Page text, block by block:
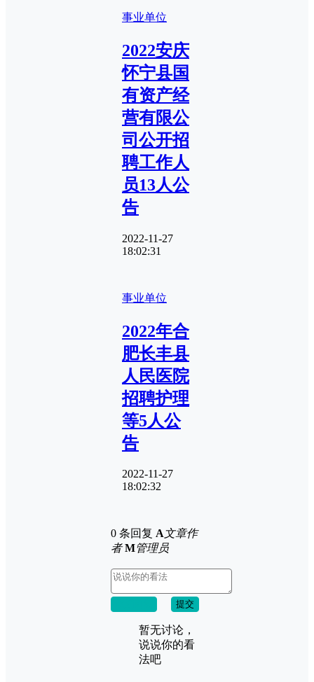
事业单位
2022安庆
怀宁县国
有资产经
营有限公
司公开招
聘工作人
员13人公
告
2022-11-27
18:02:31
事业单位
2022年合
肥长丰县
人民医院
招聘护理
等5人公
告
2022-11-27
18:02:32
0 条回复 A文章作
者 M管理员
提交
暂无讨论，
说说你的看
法吧